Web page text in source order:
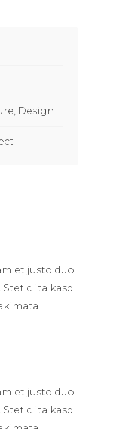
Design
et justo duo
Stet clita kasd
et justo duo
Stet clita kasd